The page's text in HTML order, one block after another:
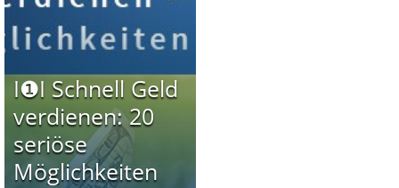
I❶I Schnell Geld
verdienen: 20
seriöse
Möglichkeiten